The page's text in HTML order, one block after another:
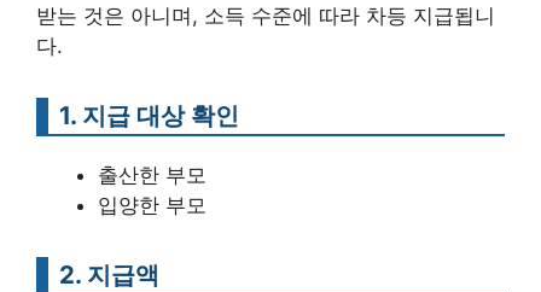
받는 것은 아니며, 소득 수준에 따라 차등 지급됩니
다.
1. 지급 대상 확인
출산한 부모
입양한 부모
2. 지급액